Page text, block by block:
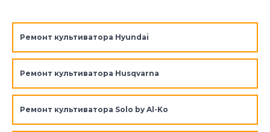
Ремонт культиватора Hyundai
Ремонт культиватора Husqvarna
Ремонт культиватора Solo by Al-Ko